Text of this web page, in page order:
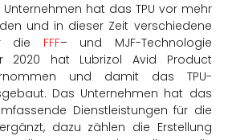
hat das TPU vor mehr
und in dieser Zeit verschiedene
die FFF– und MJF-Technologie
2020 hat Lubrizol Avid Product
und damit das TPU-
Das Unternehmen hat das
Dienstleistungen für die
dazu zählen die Erstellung